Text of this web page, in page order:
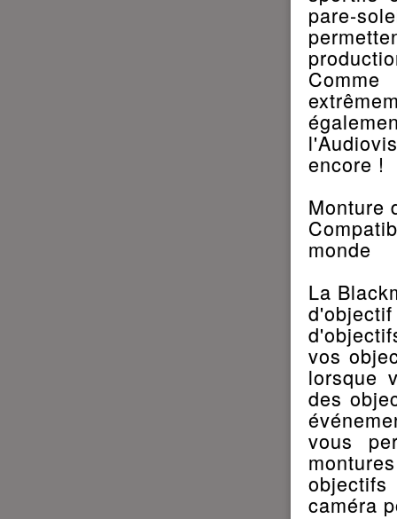
pare-
encore !
Monture
monde
La
vos
lorsque
des
vous
caméra